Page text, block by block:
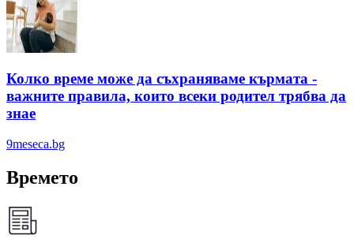
Колко време може да съхраняваме кърмата -
важните правила, които всеки родител трябва да
знае
9meseca.bg
Времето